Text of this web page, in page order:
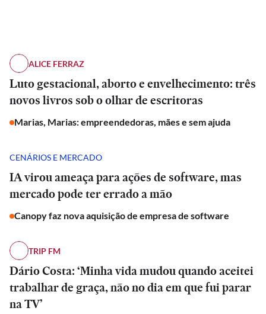
ALICE FERRAZ
Luto gestacional, aborto e envelhecimento: três
novos livros sob o olhar de escritoras
Marias, Marias: empreendedoras, mães e sem ajuda
CENÁRIOS E MERCADO
IA virou ameaça para ações de software, mas
mercado pode ter errado a mão
Canopy faz nova aquisição de empresa de software
TRIP FM
Dário Costa: ‘Minha vida mudou quando aceitei
trabalhar de graça, não no dia em que fui parar
na TV’